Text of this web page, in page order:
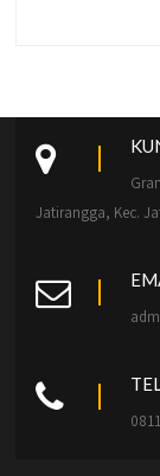
Jatirangga, Kec.